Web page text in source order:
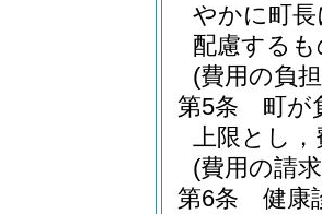
やかに町
配慮する
(費用の負
第5条
町が
上限とし
(費用の請
第6条
健康